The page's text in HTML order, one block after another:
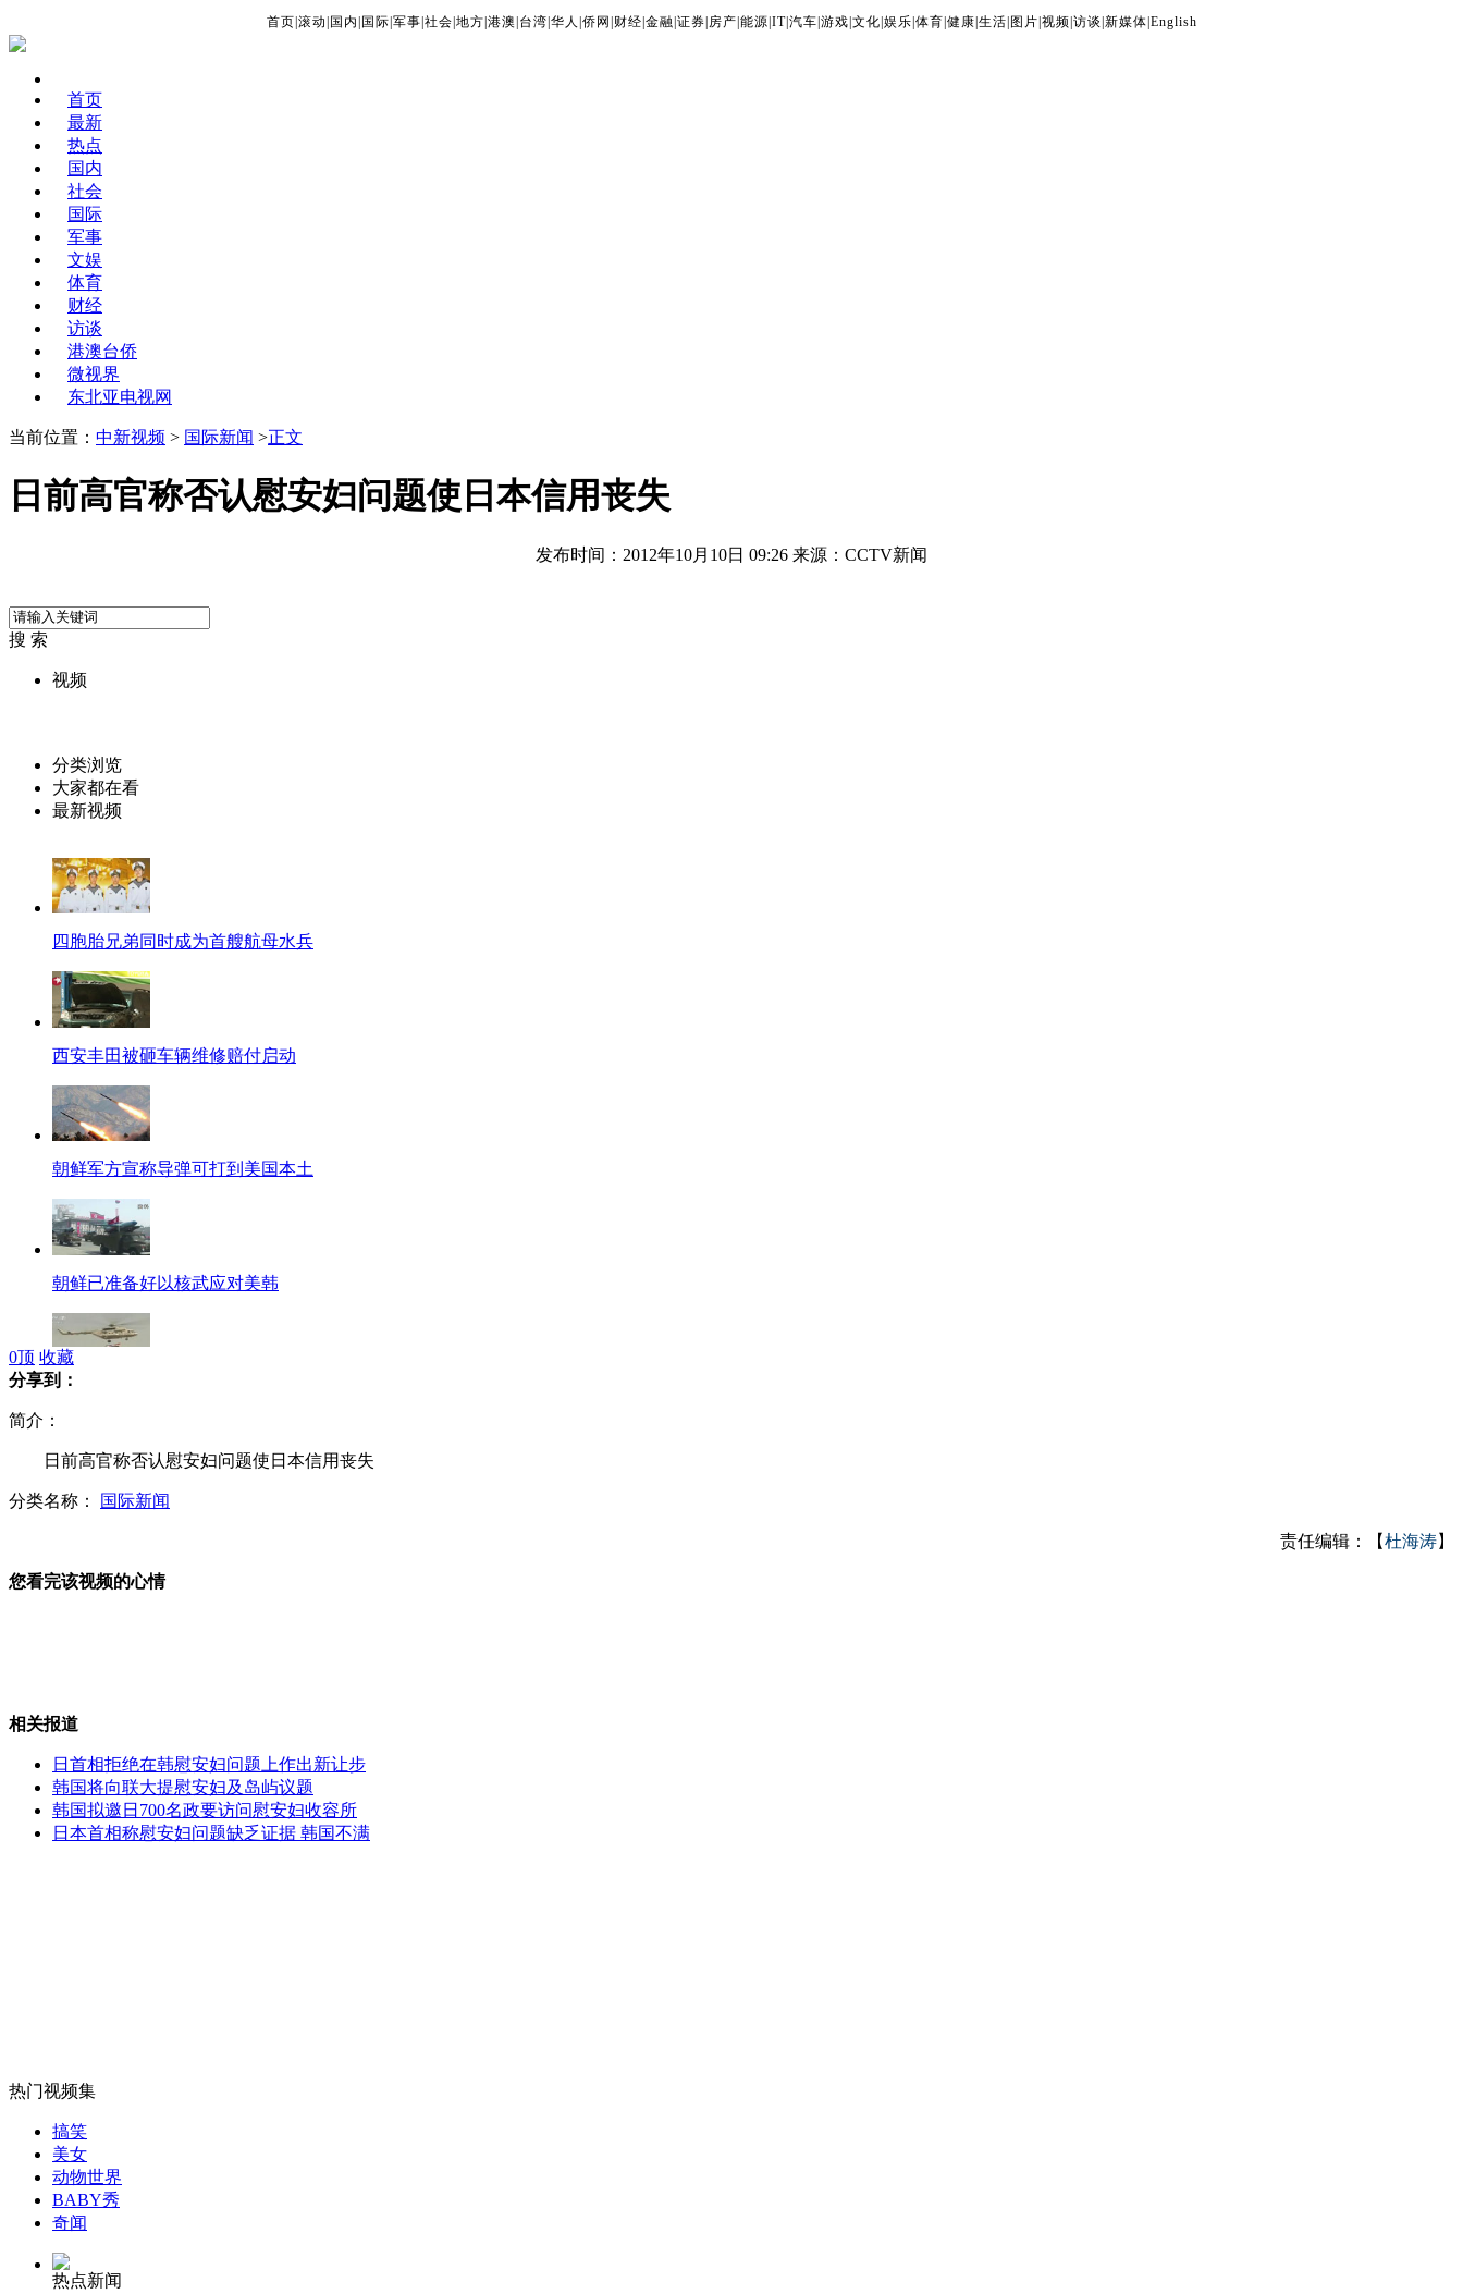
首页 滚动 国内 国际 军事 社会 地方 港澳 台湾 华人 侨网 财经 金融 证券 房产 能源 IT| 汽车 游戏 文化 娱乐 体育 健康 生活 图片 视频 访谈 新媒体 English
首页
最新
热点
国内
社会
国际
军事
文娱
体育
财经
访谈
港澳台侨
微视界
东北亚电视网
当前位置： 中新视频 > 国际新闻 >正文
日前高官称否认慰安妇问题使日本信用丧失
发布时间：2012年10月10日 09:26 来源：CCTV新闻
搜 索
视频
分类浏览
大家都在看
最新视频
四胞胎兄弟同时成为首艘航母水兵
西安丰田被砸车辆维修赔付启动
朝鲜军方宣称导弹可打到美国本土
朝鲜已准备好以核武应对美韩
官员强留醉酒女记者房间自称是干爹
国航两架受安全威胁飞机已安全抵达
女孩北京地铁殴打老人 痛下狠手拳打脚踢
无痛分娩是否安全 医生回应
0顶 收藏
分享到：
简介：
日前高官称否认慰安妇问题使日本信用丧失
分类名称： 国际新闻
责任编辑：【杜海涛】
您看完该视频的心情
相关报道
日首相拒绝在韩慰安妇问题上作出新让步
韩国将向联大提慰安妇及岛屿议题
韩国拟邀日700名政要访问慰安妇收容所
日本首相称慰安妇问题缺乏证据 韩国不满
热门视频集
搞笑
美女
动物世界
BABY秀
奇闻
热点新闻